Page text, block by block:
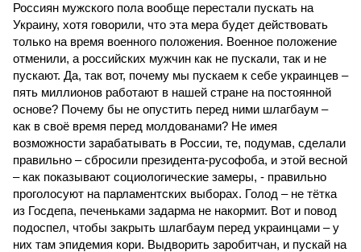
Россиян мужского пола вообще перестали пускать на
Украину, хотя говорили, что эта мера будет действовать
только на время военного положения. Военное положение
отменили, а российских мужчин как не пускали, так и не
пускают. Да, так вот, почему мы пускаем к себе украинцев –
пять миллионов работают в нашей стране на постоянной
основе? Почему бы не опустить перед ними шлагбаум –
как в своё время перед молдованами? Не имея
возможности зарабатывать в России, те, подумав, сделали
правильно – сбросили президента-русофоба, и этой весной
– как показывают социологические замеры, - правильно
проголосуют на парламентских выборах. Голод – не тётка
из Госдепа, печеньками задарма не накормит. Вот и повод
подоспел, чтобы закрыть шлагбаум перед украинцами – у
них там эпидемия кори. Выдворить заробитчан, и пускай на